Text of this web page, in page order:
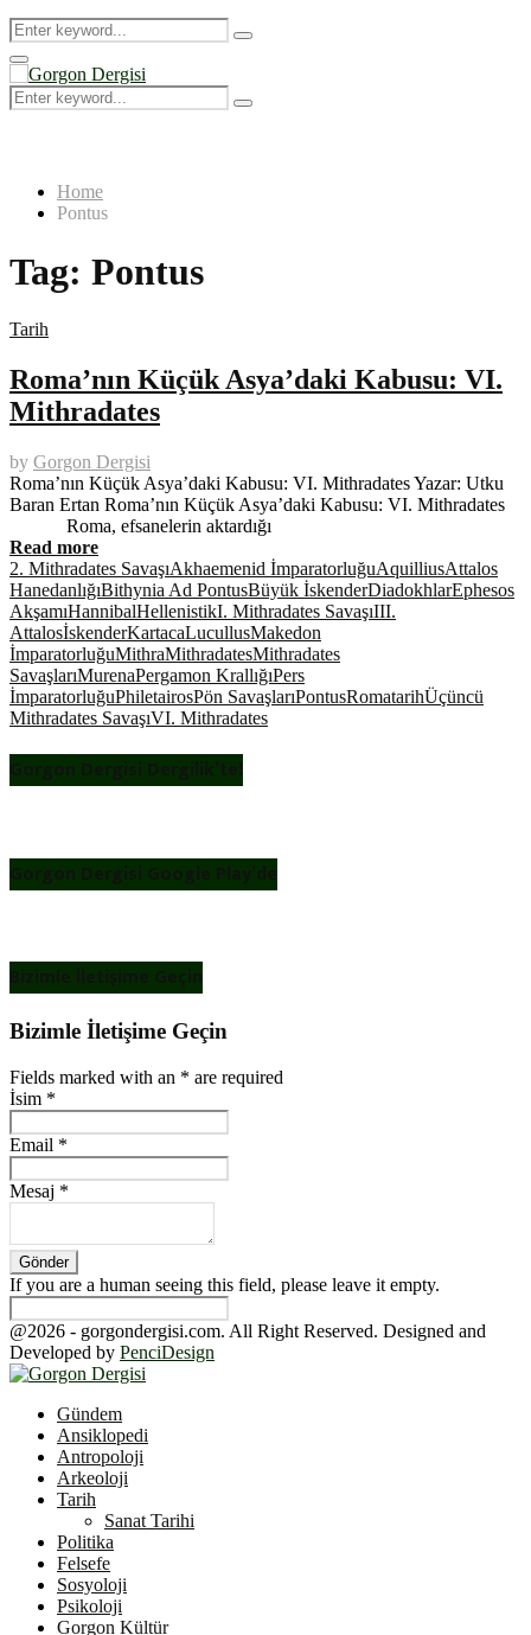
Search
for:
Search
Primary
Menu
Search
for:
Search
Home
Pontus
Tag: Pontus
Tarih
Roma’nın Küçük Asya’daki Kabusu: VI.
Mithradates
by Gorgon Dergisi
Roma’nın Küçük Asya’daki Kabusu: VI. Mithradates Yazar: Utku
Baran Ertan Roma’nın Küçük Asya’daki Kabusu: VI. Mithradates
Roma, efsanelerin aktardığı
Read more
2. Mithradates SavaşıAkhaemenid İmparatorluğuAquilliusAttalos
HanedanlığıBithynia Ad PontusBüyük İskenderDiadokhlarEphesos
AkşamıHannibalHellenistikI. Mithradates SavaşıIII.
AttalosİskenderKartacaLucullusMakedon
İmparatorluğuMithraMithradatesMithradates
SavaşlarıMurenaPergamon KrallığıPers
İmparatorluğuPhiletairosPön SavaşlarıPontusRomatarihÜçüncü
Mithradates SavaşıVI. Mithradates
Gorgon Dergisi Dergilik’te!
Gorgon Dergisi Google Play’de
Bizimle İletişime Geçin
Bizimle İletişime Geçin
Fields marked with an * are required
İsim *
Email *
Mesaj *
If you are a human seeing this field, please leave it empty.
@2026 - gorgondergisi.com. All Right Reserved. Designed and
Developed by PenciDesign
Gündem
Ansiklopedi
Antropoloji
Arkeoloji
Tarih
Sanat Tarihi
Politika
Felsefe
Sosyoloji
Psikoloji
Gorgon Kültür